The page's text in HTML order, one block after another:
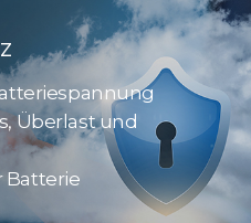
Überlast und
Batterie